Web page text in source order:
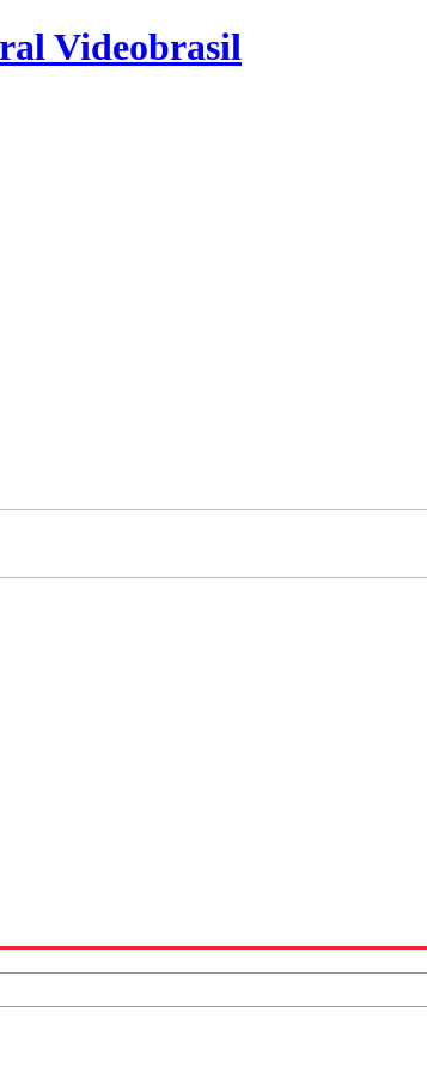
Videobrasil